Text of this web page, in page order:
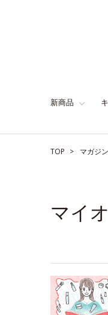
新商品
TOP マガジ
マイ